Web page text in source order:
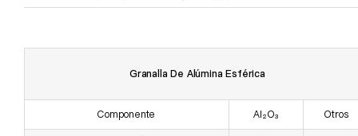
Granalla De Alúmina Esférica
Componente Al₂O₃ Otros